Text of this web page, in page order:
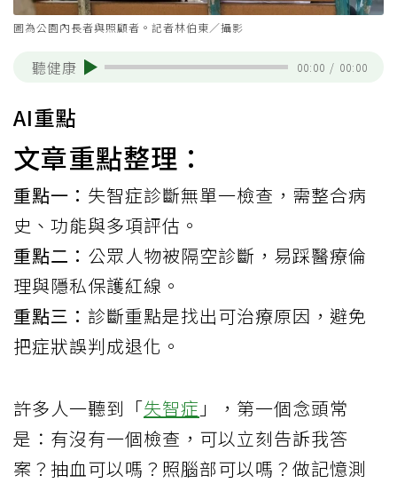
圖為公園內長者與照顧者。記者林伯東／攝影
聽健康 00:00 / 00:00
AI重點
文章重點整理：
重點一： 失智症診斷無單一檢查，需整合病
史、功能與多項評估。
重點二： 公眾人物被隔空診斷，易踩醫療倫
理與隱私保護紅線。
重點三： 診斷重點是找出可治療原因，避免
把症狀誤判成退化。
許多人一聽到「失智症 」，第一個念頭常
是：有沒有一個檢查，可以立刻告訴我答
案？抽血可以嗎？照腦部可以嗎？做記憶測